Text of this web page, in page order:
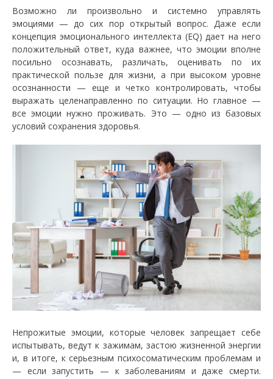
Возможно ли произвольно и системно управлять
эмоциями — до сих пор открытый вопрос. Даже если
концепция эмоционального интеллекта (EQ) дает на него
положительный ответ, куда важнее, что эмоции вполне
посильно осознавать, различать, оценивать по их
практической пользе для жизни, а при высоком уровне
осознанности — еще и четко контролировать, чтобы
выражать целенаправленно по ситуации. Но главное —
все эмоции нужно проживать. Это — одно из базовых
условий сохранения здоровья.
Непрожитые эмоции, которые человек запрещает себе
испытывать, ведут к зажимам, застою жизненной энергии
и, в итоге, к серьезным психосоматическим проблемам и
— если запустить — к заболеваниям и даже смерти.